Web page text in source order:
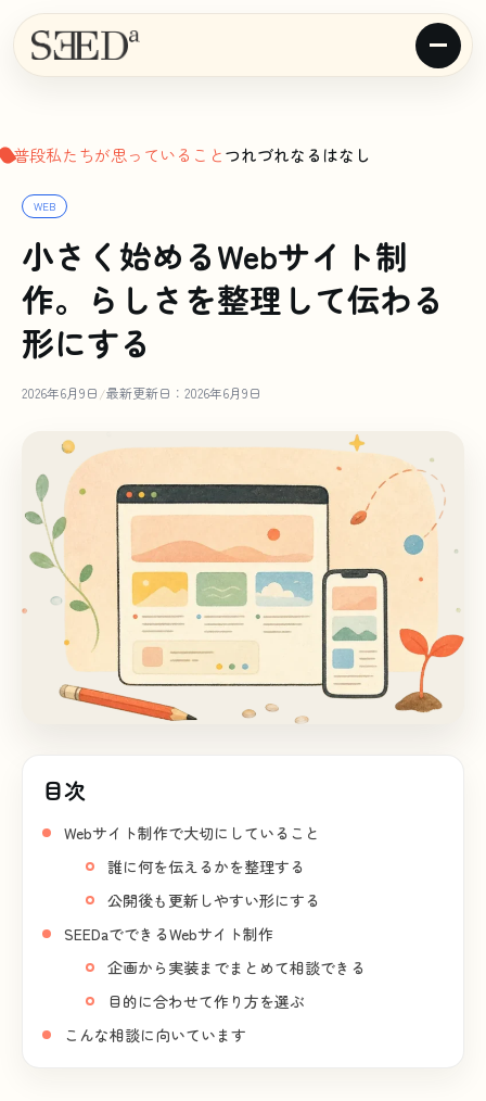
普段私たちが思っていることつれづれなるはなし
WEB
小さく始めるWebサイト制
作。らしさを整理して伝わる
形にする
2026年6月9日/最新更新日：2026年6月9日
目次
Webサイト制作で大切にしていること
誰に何を伝えるかを整理する
公開後も更新しやすい形にする
SEEDaでできるWebサイト制作
企画から実装までまとめて相談できる
目的に合わせて作り方を選ぶ
こんな相談に向いています